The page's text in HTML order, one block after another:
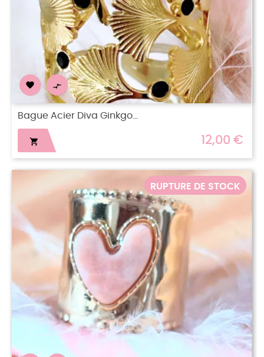
 
Bague Acier Diva Ginkgo...
 12,00 €
RUPTURE DE STOCK